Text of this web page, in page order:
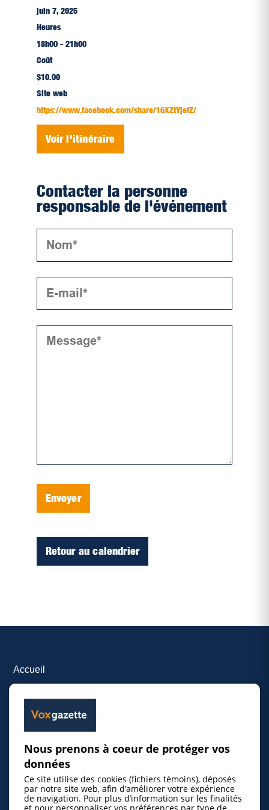
juin 7, 2025
Heures
18h00 - 21h00
Coût
$10.00
Site web
https://www.facebook.com/share/16XZtYjefZ/
Voir l'itinéraire
Contacter la personne
responsable de l'événement
Envoyer
Retour au calendrier
Accueil
Inscrire un événement
réservés.Politique de confidentialité
Nous prenons à coeur de protéger vos
données
Ce site utilise des cookies (fichiers témoins), déposés
par notre site web, afin d’améliorer votre expérience
de navigation. Pour plus d’information sur les finalités